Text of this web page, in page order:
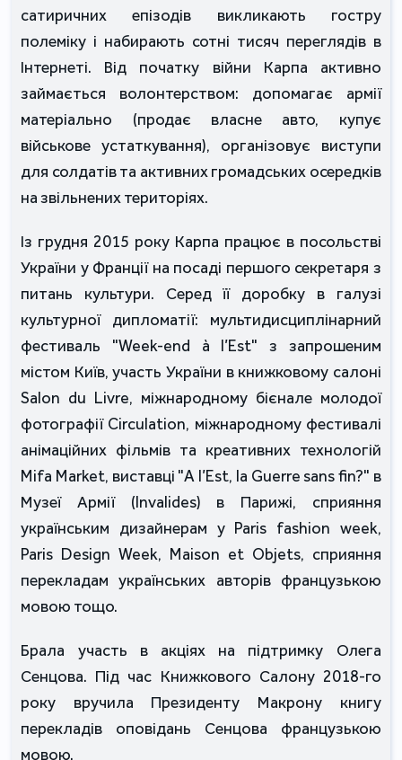
сатиричних епізодів викликають гостру
полеміку і набирають сотні тисяч переглядів в
Інтернеті. Від початку війни Карпа активно
займається волонтерством: допомагає армії
матеріально (продає власне авто, купує
військове устаткування), організовує виступи
для солдатів та активних громадських осередків
на звільнених територіях.
Із грудня 2015 року Карпа працює в посольстві
України у Франції на посаді першого секретаря з
питань культури. Серед її доробку в галузі
культурної дипломатії: мультидисциплінарний
фестиваль "Week-end à l’Est" з запрошеним
містом Київ, участь України в книжковому салоні
Salon du Livre, міжнародному бієнале молодої
фотографії Circulation, міжнародному фестивалі
анімаційних фільмів та креативних технологій
Mifa Market, виставці "A l’Est, la Guerre sans fin?" в
Музеї Армії (Invalides) в Парижі, сприяння
українським дизайнерам у Paris fashion week,
Paris Design Week, Maison et Objets, сприяння
перекладам українських авторів французькою
мовою тощо.
Брала участь в акціях на підтримку Олега
Сенцова. Під час Книжкового Салону 2018-го
року вручила Президенту Макрону книгу
перекладів оповідань Сенцова французькою
мовою.